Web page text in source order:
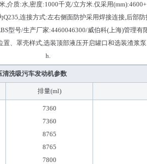
,介质:水,密度:1000千克/立方米.仅采用
连接方式:左右侧面防护采用焊接连接,后部
型号/生产厂家:4460046300/威伯科(上海)管理有
、罩壳样式,选装顶部液压开启罐口和选装渣浆
h.
洗吸污车发动机参数
排量(ml)
7360
7360
8765
8765
7800